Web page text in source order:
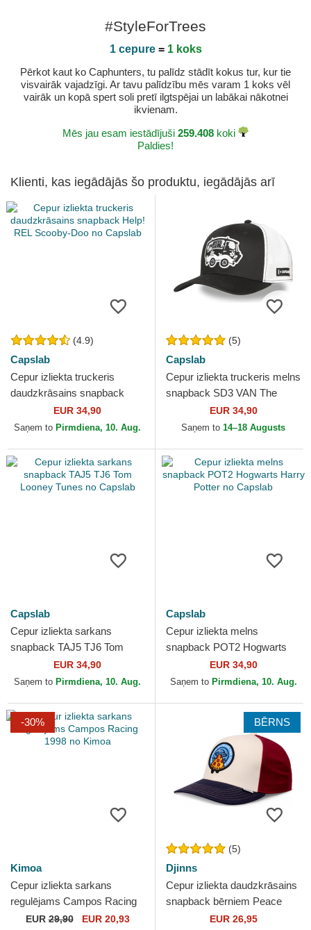
#StyleForTrees
1 cepure= 1 koks
Pērkot kaut ko Caphunters, tu palīdz stādīt kokus tur, kur tie
visvairāk vajadzīgi. Ar tavu palīdzību mēs varam 1 koks vēl
vairāk un kopā spert soli pretī ilgtspējai un labākai nākotnei
ikvienam.
Mēs jau esam iestādījuši 259.408 koki
Paldies!
Klienti, kas iegādājās šo produktu, iegādājās arī
(4.9)
Capslab
Cepur izliekta truckeris
daudzkrāsains snapback
Help! REL Scooby-Doo no
Capslab
EUR 34,90
Saņem to Pirmdiena, 10. Aug.
(5)
Capslab
Cepur izliekta truckeris melns
snapback SD3 VAN The
Mystery Machine Scooby-
Doo no Capslab
EUR 34,90
Saņem to 14–18 Augusts
Capslab
Cepur izliekta sarkans
snapback TAJ5 TJ6 Tom
Looney Tunes no Capslab
EUR 34,90
Saņem to Pirmdiena, 10. Aug.
Capslab
Cepur izliekta melns
snapback POT2 Hogwarts
Harry Potter no Capslab
EUR 34,90
Saņem to Pirmdiena, 10. Aug.
-30%
Kimoa
Cepur izliekta sarkans
regulējams Campos Racing
1998 no Kimoa
EUR29,90 EUR 20,93
BĒRNS
(5)
Djinns
Cepur izliekta daudzkrāsains
snapback bērniem Peace
Pizza Food no Djinns
EUR 26,95